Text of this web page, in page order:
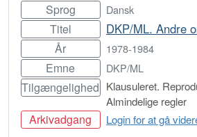
Sprog Dansk
Titel DKP/ML. Andre
År 1978-1984
Emne DKP/ML
Tilgængelighed Klausuleret.
Almindelige regler
Arkivadgang Login for at gå